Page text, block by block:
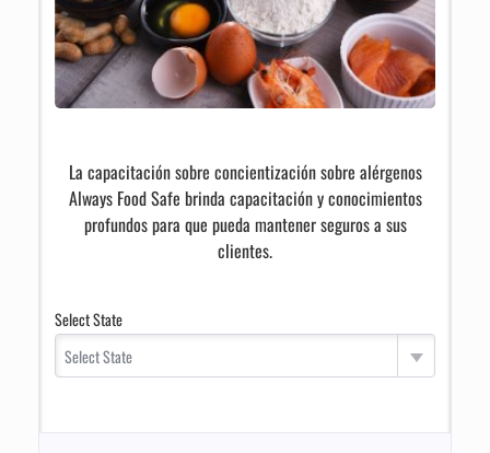
La capacitación sobre concientización sobre alérgenos
Always Food Safe brinda capacitación y conocimientos
profundos para que pueda mantener seguros a sus
clientes.
Select State
Select State